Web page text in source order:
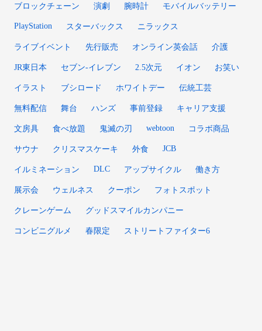
ブロックチェーン 演劇 腕時計 モバイルバッテリー
PlayStation スターバックス ニラックス
ライブイベント 先行販売 オンライン英会話 介護
JR東日本 セブン-イレブン 2.5次元 イオン お笑い
イラスト ブシロード ホワイトデー 伝統工芸
無料配信 舞台 ハンズ 事前登録 キャリア支援
文房具 食べ放題 鬼滅の刃 webtoon コラボ商品
サウナ クリスマスケーキ 外食 JCB
イルミネーション DLC アップサイクル 働き方
展示会 ウェルネス クーポン フォトスポット
クレーンゲーム グッドスマイルカンパニー
コンビニグルメ 春限定 ストリートファイター6